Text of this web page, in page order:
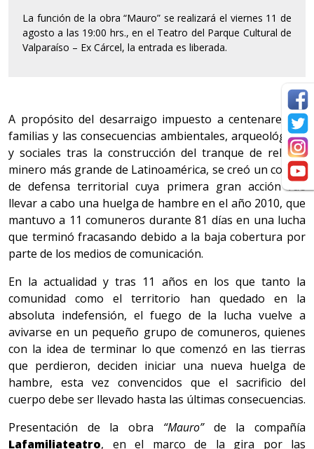
La función de la obra “Mauro” se realizará el viernes 11 de
agosto a las 19:00 hrs., en el Teatro del Parque Cultural de
Valparaíso – Ex Cárcel, la entrada es liberada.
A propósito del desarraigo impuesto a centenares de
familias y las consecuencias ambientales, arqueológicas
y sociales tras la construcción del tranque de relaves
minero más grande de Latinoamérica, se creó un comité
de defensa territorial cuya primera gran acción fue
llevar a cabo una huelga de hambre en el año 2010, que
mantuvo a 11 comuneros durante 81 días en una lucha
que terminó fracasando debido a la baja cobertura por
parte de los medios de comunicación.
En la actualidad y tras 11 años en los que tanto la
comunidad como el territorio han quedado en la
absoluta indefensión, el fuego de la lucha vuelve a
avivarse en un pequeño grupo de comuneros, quienes
con la idea de terminar lo que comenzó en las tierras
que perdieron, deciden iniciar una nueva huelga de
hambre, esta vez convencidos que el sacrificio del
cuerpo debe ser llevado hasta las últimas consecuencias.
Presentación de la obra “Mauro”de la compañía
Lafamiliateatro, en el marco de la gira por las